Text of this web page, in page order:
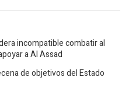
incompatible combatir al
a Al Assad
de objetivos del Estado